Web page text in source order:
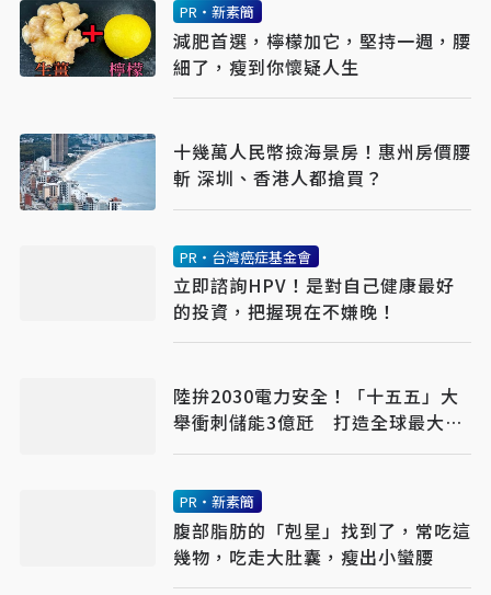
PR・新素簡
減肥首選，檸檬加它，堅持一週，腰
細了，瘦到你懷疑人生
十幾萬人民幣撿海景房！惠州房價腰
斬 深圳、香港人都搶買？
PR・台灣癌症基金會
立即諮詢HPV！是對自己健康最好
的投資，把握現在不嫌晚！
陸拚2030電力安全！「十五五」大
舉衝刺儲能3億瓩 打造全球最大新
型電力系統
PR・新素簡
腹部脂肪的「剋星」找到了，常吃這
幾物，吃走大肚囊，瘦出小蠻腰